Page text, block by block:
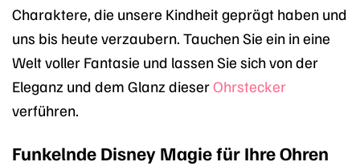
Charaktere, die unsere Kindheit geprägt haben und
uns bis heute verzaubern. Tauchen Sie ein in eine
Welt voller Fantasie und lassen Sie sich von der
Eleganz und dem Glanz dieserOhrstecker
verführen.
Funkelnde Disney Magie für Ihre Ohren